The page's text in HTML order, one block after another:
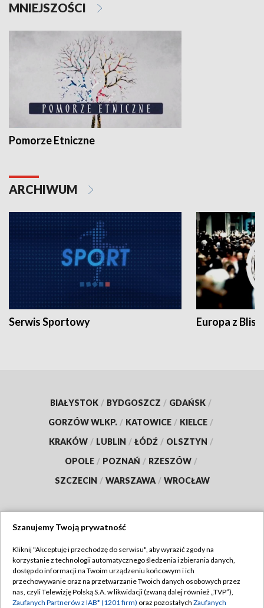
MNIEJSZOŚCI
Pomorze Etniczne
ARCHIWUM
Serwis Sportowy Europa z
BIAŁYSTOK / BYDGOSZCZ / GDAŃSK /
GORZÓW WLKP. / KATOWICE / KIELCE /
KRAKÓW / LUBLIN / ŁÓDŹ / OLSZTYN /
OPOLE / POZNAŃ / RZESZÓW /
SZCZECIN / WARSZAWA / WROCŁAW
TVP
Abonament TVP
Emisja w TVP
Regulamin TVP
Polityka prywatności
Szanujemy Twoją prywatność
Kliknij "Akceptuję i przechodzę do serwisu", aby wyrazić zgody na
korzystanie z technologii automatycznego śledzenia i zbierania danych,
dostęp do informacji na Twoim urządzeniu końcowym i ich
przechowywanie oraz na przetwarzanie Twoich danych osobowych przez
nas, czyli Telewizję Polską S.A. w likwidacji (zwaną dalej również „TVP”),
Zaufanych Partnerów z IAB* (1201 firm) oraz pozostałych Zaufanych